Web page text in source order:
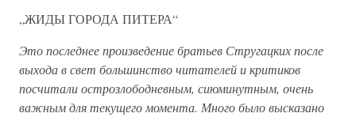
„ЖИДЫ ГОРОДА ПИТЕРА“
Это последнее произведение братьев Стругацких после
выхода в свет большинство читателей и критиков
посчитали острозлободневным, сиюминутным, очень
важным для текущего момента. Много было высказано